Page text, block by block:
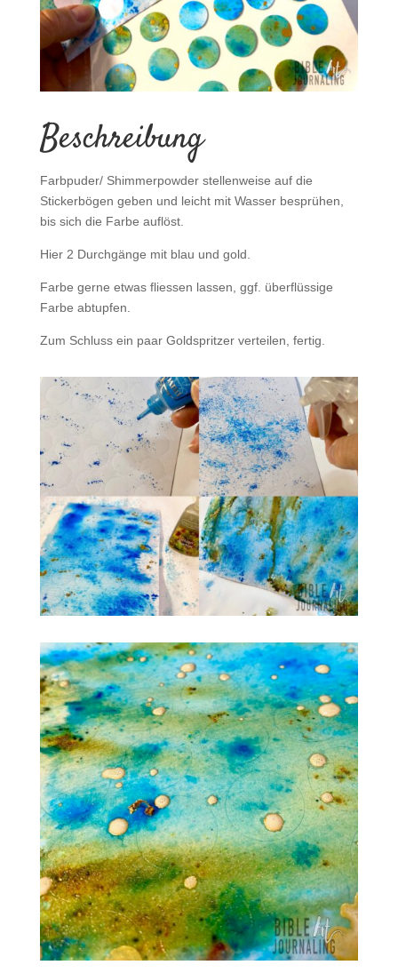
Beschreibung
Farbpuder/ Shimmerpowder stellenweise auf die
Stickerbögen geben und leicht mit Wasser besprühen,
bis sich die Farbe auflöst.
Hier 2 Durchgänge mit blau und gold.
Farbe gerne etwas fliessen lassen, ggf. überflüssige
Farbe abtupfen.
Zum Schluss ein paar Goldspritzer verteilen, fertig.